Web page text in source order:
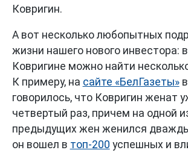
Ковригин.
А вот несколько любопытных
жизни нашего нового инвестора:
Ковригине можно найти
К примеру, на сайте «БелГазеты»в
говорилось, что Ковригин женат
четвертый раз, причем на одной
предыдущих жен женился
он вошел в топ-200 успешных и